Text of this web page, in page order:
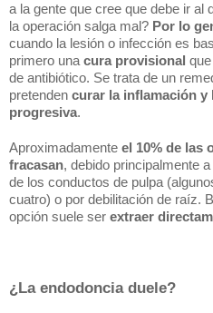
a la gente que cree que debe ir al
la operación salga mal? Por lo
cuando la lesión o infección es
primero una cura provisional
de antibiótico. Se trata de un
pretenden curar la inflamación y
progresiva.
Aproximadamente el 10% de las
fracasan, debido principalmente
de los conductos de pulpa
cuatro) o por debilitación de raíz.
opción suele ser extraer
¿La endodoncia duele?